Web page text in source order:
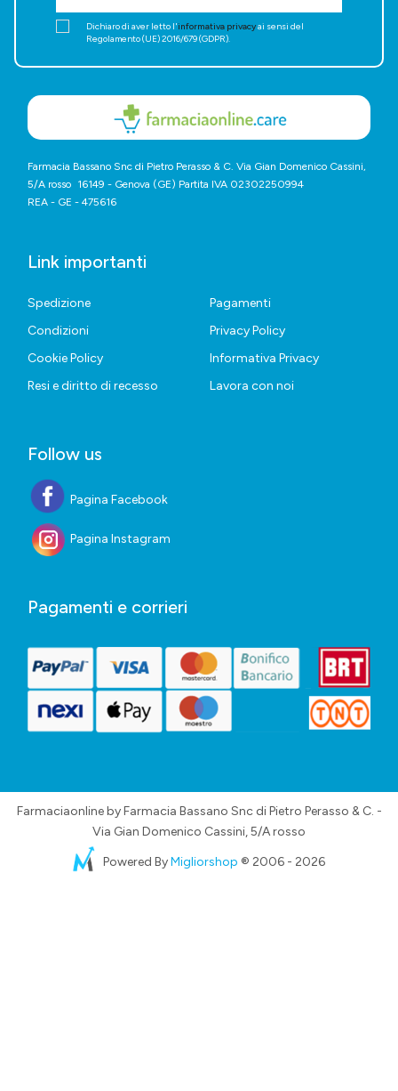
Dichiaro di aver letto l'informativa privacyai sensi del
Regolamento (UE) 2016/679 (GDPR).
Farmacia Bassano Snc di Pietro Perasso & C. Via Gian Domenico Cassini,
5/A rosso 16149 - Genova (GE) Partita IVA 02302250994
REA - GE - 475616
Link importanti
Spedizione
Pagamenti
Condizioni
Privacy Policy
Cookie Policy
Informativa Privacy
Resi e diritto di recesso
Lavora con noi
Follow us
Pagina Facebook
Pagina Instagram
Pagamenti e corrieri
Farmaciaonline by Farmacia Bassano Snc di Pietro Perasso & C. -
Via Gian Domenico Cassini, 5/A rosso
Powered ByMigliorshop ® 2006 - 2026